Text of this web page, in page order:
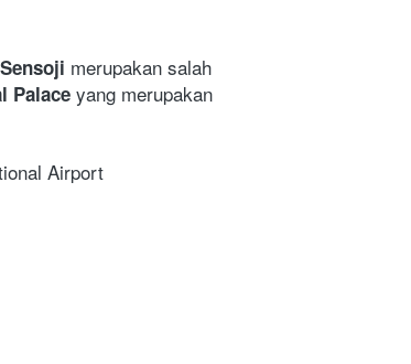
Sensoji merupakan salah
Palace yang merupakan
Airport